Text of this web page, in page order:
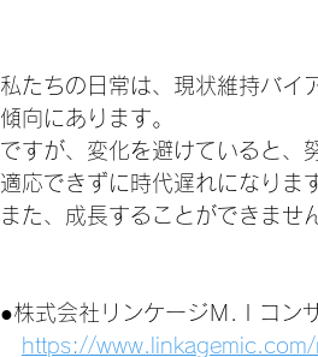
私たちの日常は、現状維持バイ
傾向にあります。
ですが、変化を避けていると、
適応できずに時代遅れになりま
また、成長することができませ
●株式会社リンケージＭ.Ｉコン
https://www.linkagemic.com/